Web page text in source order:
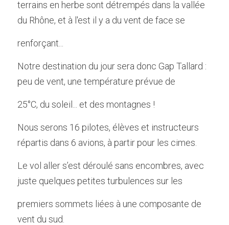
terrains en herbe sont détrempés dans la vallée
du Rhône, et à l'est il y a du vent de face se
renforçant...
Notre destination du jour sera donc Gap Tallard :
peu de vent, une température prévue de
25°C, du soleil... et des montagnes !
Nous serons 16 pilotes, élèves et instructeurs
répartis dans 6 avions, à partir pour les cimes.
Le vol aller s’est déroulé sans encombres, avec
juste quelques petites turbulences sur les
premiers sommets liées à une composante de
vent du sud.